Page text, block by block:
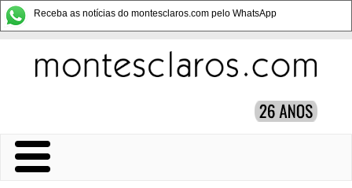
Receba as notícias do montesclaros.com pelo WhatsApp